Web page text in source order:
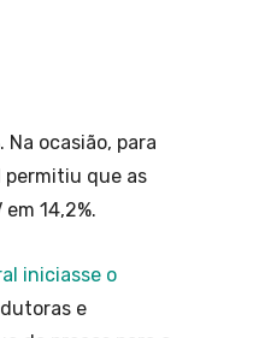
Na ocasião, para
permitiu que as
14,2%.
iniciasse o
e